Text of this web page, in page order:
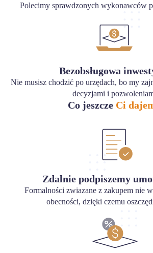
Polecimy sprawdzonych wykonawców
Bezobsługowa
Nie musisz chodzić po urzędach, bo my
decyzjami i
Co jeszcze Ci
Zdalnie podpiszemy
Formalności zwiazane z zakupem nie
obecności, dzięki czemu